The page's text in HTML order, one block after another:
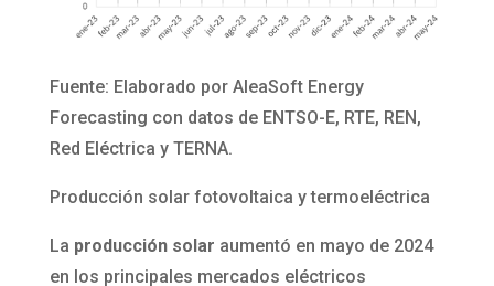
Fuente: Elaborado por AleaSoft Energy
Forecasting con datos de ENTSO-E, RTE, REN,
Red Eléctrica y TERNA.
Producción solar fotovoltaica y termoeléctrica
La producción solar aumentó en mayo de 2024
en los principales mercados eléctricos